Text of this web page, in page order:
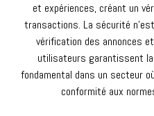
et expériences, créant un
transactions. La sécurité
vérification des annonces
utilisateurs garantissent
fondamental dans un secteur
conformité aux